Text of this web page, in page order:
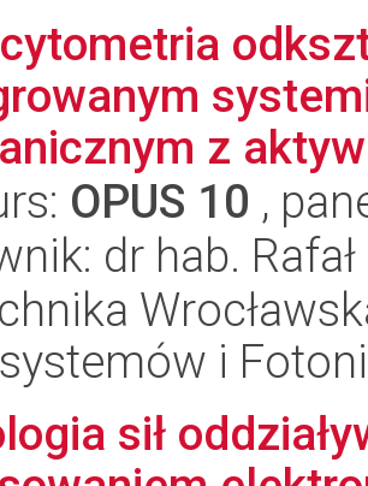
z
OPUS 10 ,
dr hab.
i
sił